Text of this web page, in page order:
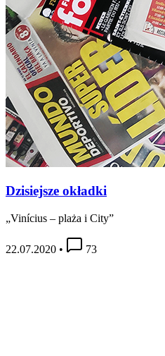
Dzisiejsze okładki
„Vinícius – plaża i City”
22.07.2020 • 73